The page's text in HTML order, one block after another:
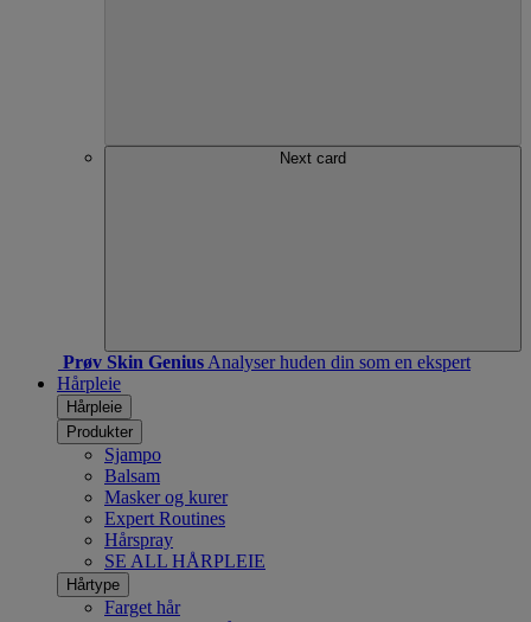
Next card
Prøv Skin Genius Analyser huden din som en ekspert
Hårpleie
Hårpleie
Produkter
Sjampo
Balsam
Masker og kurer
Expert Routines
Hårspray
SE ALL HÅRPLEIE
Hårtype
Farget hår